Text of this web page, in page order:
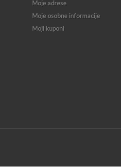
Moje adrese
Moje osobne informacije
Moji kuponi